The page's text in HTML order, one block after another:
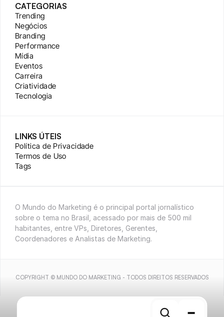
CATEGORIAS
Trending
Negócios
Branding
Performance
Mídia
Eventos
Carreira
Criatividade
Tecnologia
LINKS ÚTEIS
Política de Privacidade
Termos de Uso
Tags
O Mundo do Marketing é o principal portal jornalístico
sobre o tema no Brasil, acessado por mais de 500 mil
habitantes, entre VPs, Diretores, Gerentes,
Coordenadores e Analistas de Marketing.
COPYRIGHT © MUNDO DO MARKETING - TODOS DIREITOS RESERVADOS